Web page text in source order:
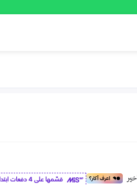
قسّمها على 4 دفعات ابتداء من